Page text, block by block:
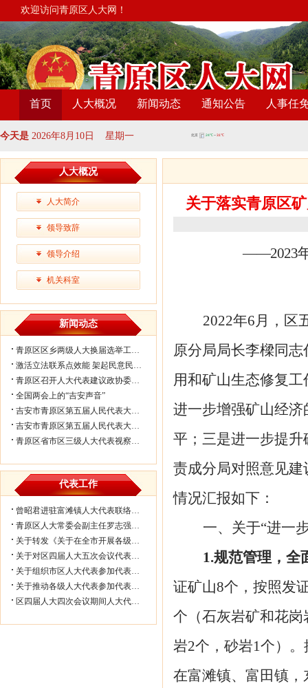
欢迎访问青原区人大网！
首页 人大概况 新闻动态 通知公告 人事任
今天是 2026年8月10日 星期一
人大概况
人大简介
领导致辞
领导介绍
机关科室
新闻动态
青原区区乡两级人大换届选举工作会议...
激活立法联系点效能 架起民意民生连...
青原区召开人大代表建议政协委员提案...
全国两会上的“吉安声音”
吉安市青原区第五届人民代表大会第七...
吉安市青原区第五届人民代表大会第七...
青原区省市区三级人大代表视察民生实...
代表工作
曾昭君进驻富滩镇人大代表联络工作站...
青原区人大常委会副主任罗志强带队赴...
关于转发《关于在全市开展各级人大代...
关于对区四届人大五次会议代表所提部...
关于组织市区人大代表参加代表联络工...
关于推动各级人大代表参加代表联络工...
区四届人大四次会议期间人大代表审议...
关于落实青原区
——2023年
2022年6月，区
原分局局长李樑同
用和矿山生态修复
进一步增强矿山经济
平；三是进一步提升
责成分局对照意见
情况汇报如下：
一、 关于“进一
1.规范管理，全
证矿山8个，按照发
个（石灰岩矿和花
岩2个，砂岩1个）
在富滩镇、富田镇